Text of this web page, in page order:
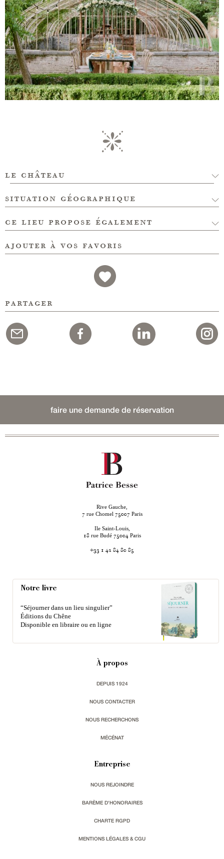
le château
situation géographique
ce lieu propose également
ajouter à vos favoris
partager
faire une demande de réservation
Rive Gauche,
7 rue Chomel 75007 Paris
Ile Saint-Louis,
18 rue Budé 75004 Paris
+33 1 42 84 80 85
Notre livre
“Séjourner dans un lieu singulier”
Éditions du Chêne
Disponible en libraire ou en ligne
À propos
DEPUIS 1924
NOUS CONTACTER
NOUS RECHERCHONS
MÉCÉNAT
Entreprise
NOUS REJOINDRE
BARÈME D'HONORAIRES
CHARTE RGPD
MENTIONS LÉGALES & CGU